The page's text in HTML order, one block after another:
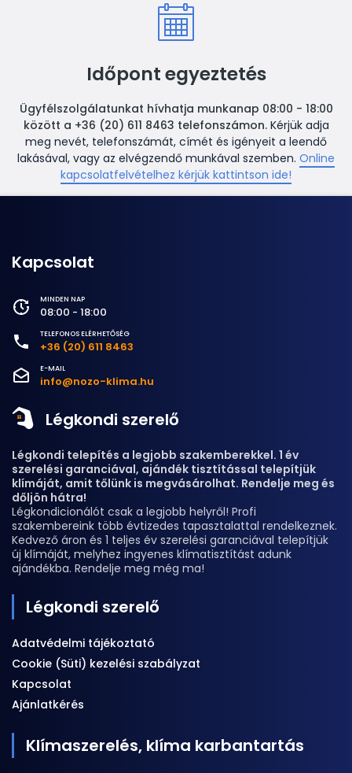
Időpont egyeztetés
Ügyfélszolgálatunkat hívhatja munkanap 08:00 - 18:00
között a +36 (20) 611 8463 telefonszámon. Kérjük adja
meg nevét, telefonszámát, címét és igényeit a leendő
lakásával, vagy az elvégzendő munkával szemben. Online
kapcsolatfelvételhez kérjük kattintson ide!
Kapcsolat
MINDEN NAP
08:00 - 18:00
TELEFONOS ELÉRHETŐSÉG
+36 (20) 611 8463
E-MAIL
info@nozo-klima.hu
Légkondi szerelő
Légkondi telepítés a legjobb szakemberekkel. 1 év
szerelési garanciával, ajándék tisztítással telepítjük
klímáját, amit tőlünk is megvásárolhat. Rendelje meg és
dőljön hátra!
Légkondicionálót csak a legjobb helyről! Profi
szakembereink több évtizedes tapasztalattal rendelkeznek.
Kedvező áron és 1 teljes év szerelési garanciával telepítjük
új klímáját, melyhez ingyenes klímatisztítást adunk
ajándékba. Rendelje meg még ma!
Légkondi szerelő
Adatvédelmi tájékoztató
Cookie (Süti) kezelési szabályzat
Kapcsolat
Ajánlatkérés
Klímaszerelés, klíma karbantartás